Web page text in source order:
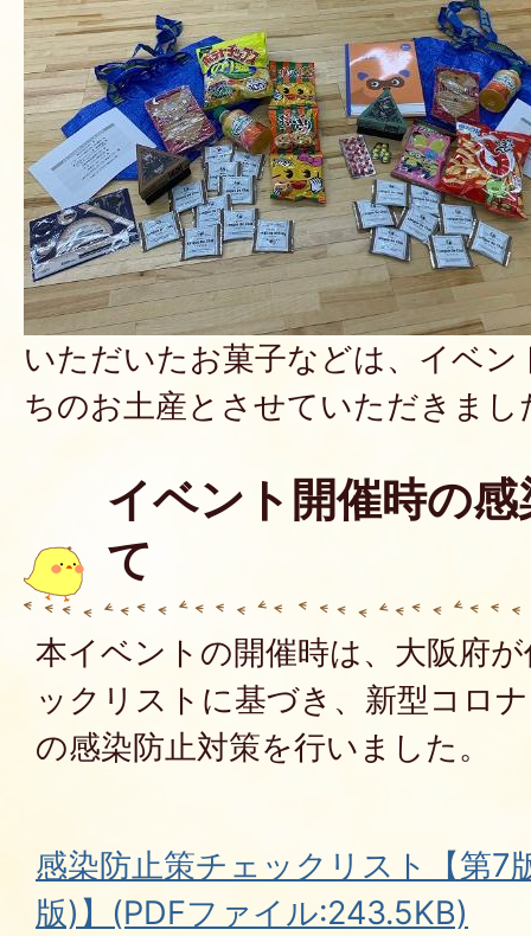
いただいたお菓子などは、イベ
ちのお土産とさせていただきまし
イベント開催時の
て
本イベントの開催時は、大阪府
ックリストに基づき、新型コロ
の感染防止対策を行いました。
感染防止策チェックリスト【第7
版)】(PDFファイル:243.5KB)